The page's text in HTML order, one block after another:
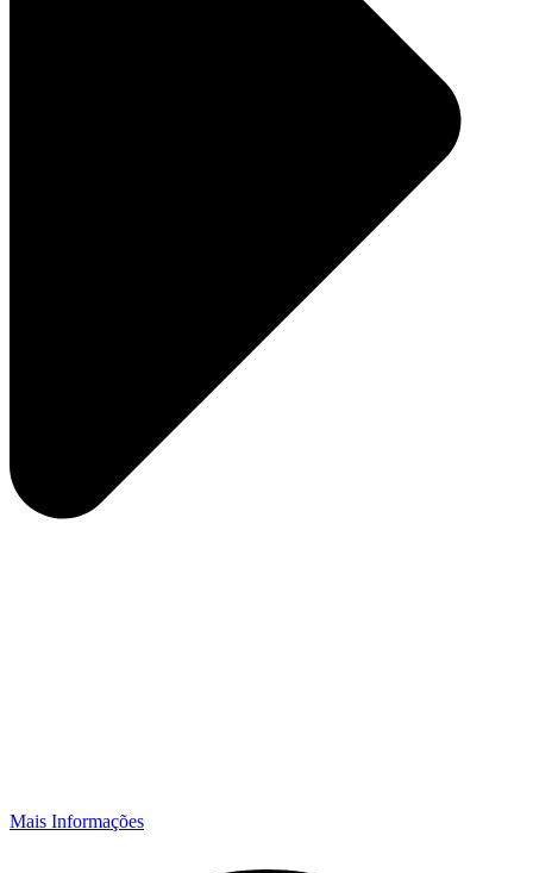
Mais Informações